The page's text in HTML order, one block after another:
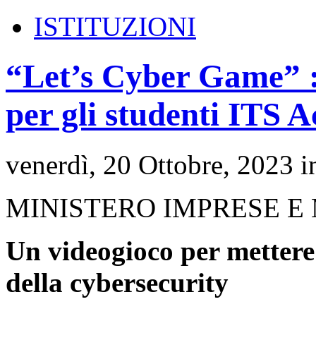
ISTITUZIONI
“Let’s Cyber
per gli studenti ITS
venerdì, 20 Ottobre, 2023
MINISTERO IMPRESE
Un videogioco per
della cybersecurity